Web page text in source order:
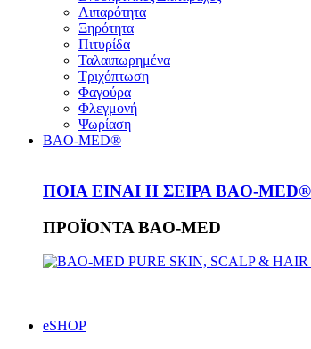
Λιπαρότητα
Ξηρότητα
Πιτυρίδα
Ταλαιπωρημένα
Τριχόπτωση
Φαγούρα
Φλεγμονή
Ψωρίαση
BAO-MED®
ΠΟΙΑ ΕΙΝΑΙ Η ΣΕΙΡΑ BAO-
ΠΡΟΪΟΝΤΑ BAO-MED
eSHOP